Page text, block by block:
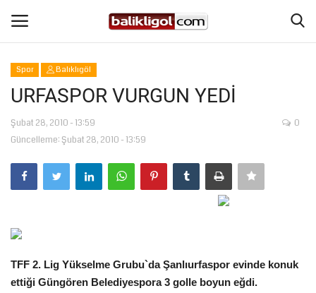
Giriş Yap
Anasayfa
Köşe Yazıları
Eğitim
Magazin
Spor Balıklıgöl
URFASPOR VURGUN YEDİ
Şubat 28, 2010 - 13:59
Güncelleme: Şubat 28, 2010 - 13:59
0
TFF 2. Lig Yükselme Grubu`da Şanlıurfaspor evinde konuk
ettiği Güngören Belediyespora 3 golle boyun eğdi.